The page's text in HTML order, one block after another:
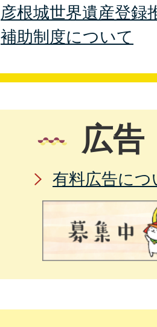
彦根城世界遺産登録
補助制度について
広告
有料広告につ